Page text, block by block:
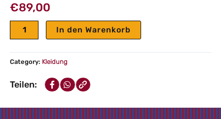
€89,00
Ketepa
Schulterfrei
Menge
In den Warenkorb
Category: Kleidung
Teilen: